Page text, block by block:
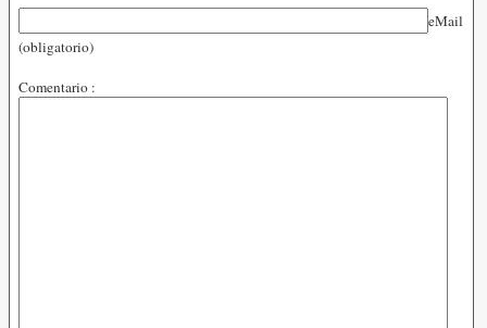
eMail
(obligatorio)
Comentario :